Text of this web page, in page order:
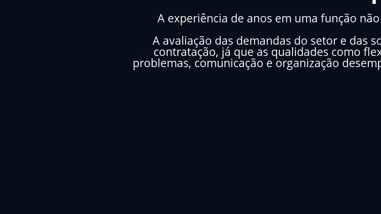
A experiência de anos em uma função
A avaliação das demandas do setor e das
contratação, já que as qualidades como
problemas, comunicação e organização